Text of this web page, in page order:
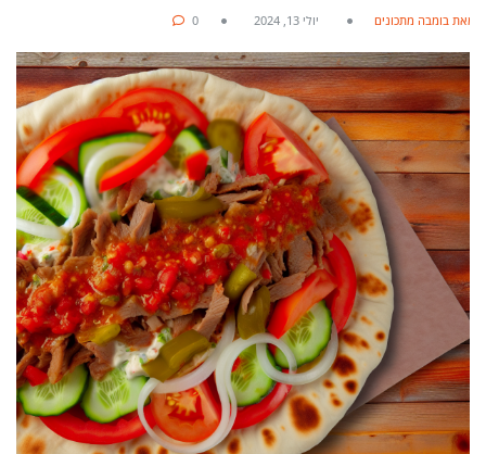
מאת בומבה מתכונים יולי 13, 2024 0